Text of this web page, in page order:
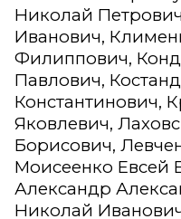
Николай
Иванович,
Филиппович,
Павлович,
Константинович,
Яковлевич,
Борисович,
Моисеенко Евсей
Александр
Николай